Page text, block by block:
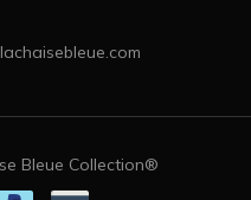
Bleue Collection®